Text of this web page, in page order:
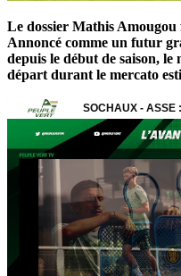
Le dossier Mathis
Annoncé comme un futur
depuis le début de saison, le
départ durant le mercato